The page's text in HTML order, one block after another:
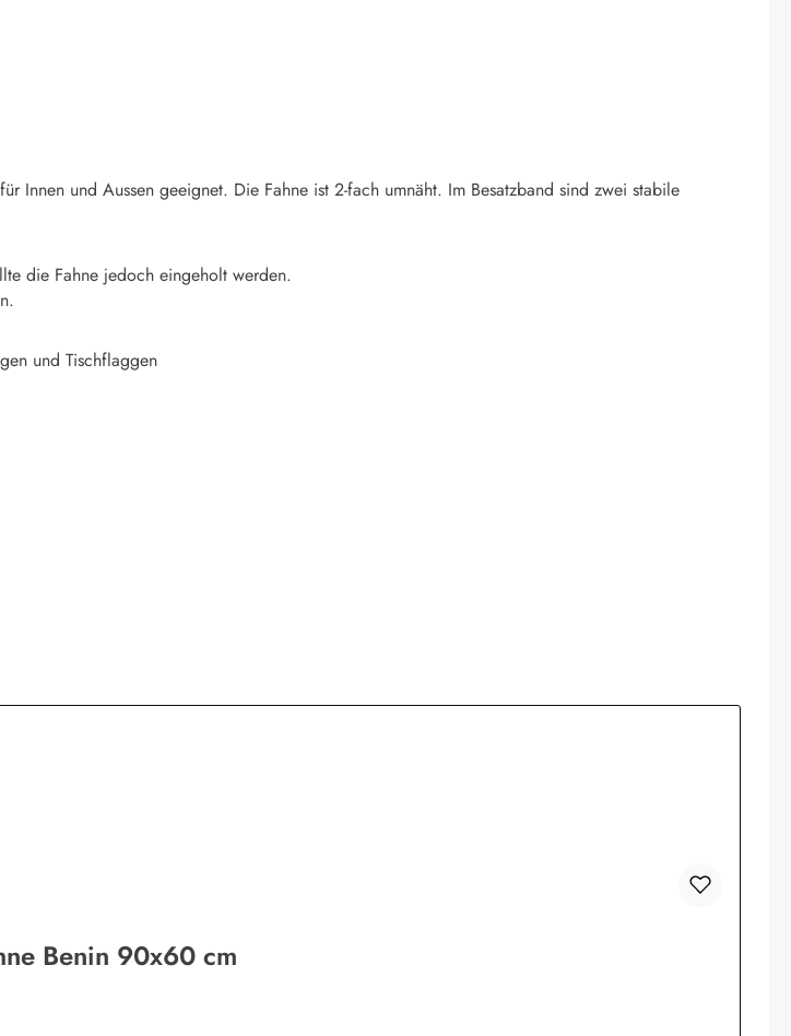
und Aussen geeignet. Die Fahne ist 2-fach umnäht. Im Besatzband sind zwei stabile
die Fahne jedoch eingeholt werden.
und Tischflaggen
Benin 90x60 cm